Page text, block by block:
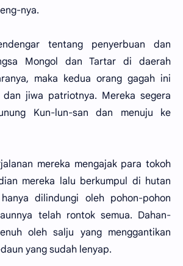
nya.
tentang penyerbuan dan
Mongol dan Tartar di daerah
maka kedua orang gagah ini
jiwa patriotnya. Mereka segera
Kun-lun-san dan menuju ke
mereka mengajak para tokoh
mereka lalu berkumpul di hutan
dilindungi oleh pohon-pohon
telah rontok semua. Dahan-
oleh salju yang menggantikan
yang sudah lenyap.